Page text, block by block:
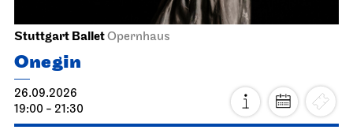
Stuttgart BalletOpernhaus
Onegin
26.09.2026
19:00 - 21:30